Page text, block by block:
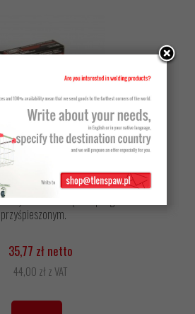
Producent:
6290 5AC 175-250mm nr kat.
62905AC
do cięcia z podgrzewaniem
przyśpieszonym.
35,77 zł netto
44,00 zł z VAT